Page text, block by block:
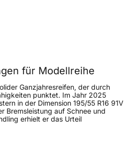
km/h
für Modellreihe
Ganzjahresreifen, der durch
punktet. Im Jahr 2025
in der Dimension 195/55 R16 91V
Bremsleistung auf Schnee und
erhielt er das Urteil